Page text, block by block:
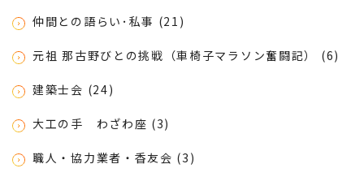
仲間との語らい･私事 (21)
元祖 那古野びとの挑戦（車椅子マラソン奮闘記） (6)
建築士会 (24)
大工の手 わざわ座 (3)
職人・協力業者・香友会 (3)